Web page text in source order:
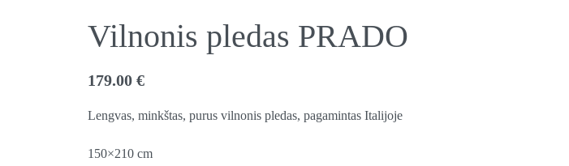
Vilnonis pledas PRADO
179.00 €
Lengvas, minkštas, purus vilnonis pledas, pagamintas Italijoje
150×210 cm